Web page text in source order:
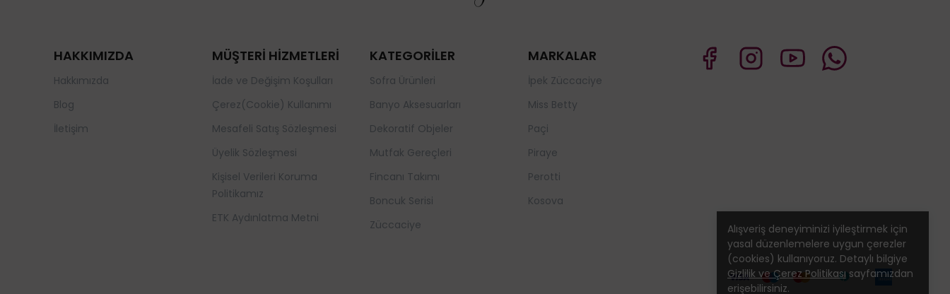
Alışveriş deneyiminizi iyileştirmek için
yasal düzenlemelere uygun çerezler
(cookies) kullanıyoruz. Detaylı bilgiye
Gizlilik ve Çerez Politikası sayfamızdan
erişebilirsiniz.
HAKKIMIZDA
Hakkımızda
Blog
İletişim
MÜŞTERİ HİZMETLERİ
İade ve Değişim Koşulları
Çerez(Cookie) Kullanımı
Mesafeli Satış Sözleşmesi
Üyelik Sözleşmesi
Kişisel Verileri Koruma
Politikamız
ETK Aydınlatma Metni
KATEGORİLER
Sofra Ürünleri
Banyo Aksesuarları
Dekoratif Objeler
Mutfak Gereçleri
Fincanı Takımı
Boncuk Serisi
Züccaciye
MARKALAR
İpek Züccaciye
Miss Betty
Paçi
Piraye
Perotti
Kosova